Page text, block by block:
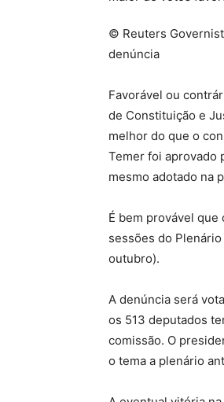
© Reuters
denúncia
Favorável ou
de Constituição e
melhor do que o
Temer foi aprovado
mesmo adotado na
É bem provável
sessões do
outubro).
A denúncia será
os 513 deputados
comissão. O
o tema a plenário